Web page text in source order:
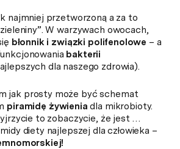
najmniej przetworzoną a za to
W warzywach owocach,
błonnik i związki polifenolowe – a
bakterii
dla naszego zdrowia).
jak prosty może być schemat
piramidę żywienia dla mikrobioty.
to zobaczycie, że jest …
diety najlepszej dla człowieka –